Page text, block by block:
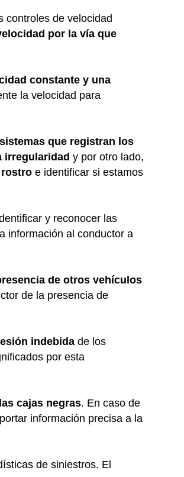
controles de velocidad
por la vía que
constante y una
la velocidad para
sistemas que registran los
irregularidad y por otro lado,
rostro e identificar si estamos
y reconocer las
información al conductor a
de otros vehículos
de la presencia de
indebida de los
por esta
cajas negras. En caso de
información precisa a la
de siniestros. El